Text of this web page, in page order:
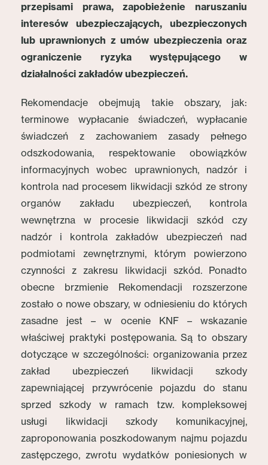
przepisami prawa, zapobieżenie naruszaniu
interesów ubezpieczających, ubezpieczonych
lub uprawnionych z umów ubezpieczenia oraz
ograniczenie ryzyka występującego w
działalności zakładów ubezpieczeń.
Rekomendacje obejmują takie obszary, jak:
terminowe wypłacanie świadczeń, wypłacanie
świadczeń z zachowaniem zasady pełnego
odszkodowania, respektowanie obowiązków
informacyjnych wobec uprawnionych, nadzór i
kontrola nad procesem likwidacji szkód ze strony
organów zakładu ubezpieczeń, kontrola
wewnętrzna w procesie likwidacji szkód czy
nadzór i kontrola zakładów ubezpieczeń nad
podmiotami zewnętrznymi, którym powierzono
czynności z zakresu likwidacji szkód. Ponadto
obecne brzmienie Rekomendacji rozszerzone
zostało o nowe obszary, w odniesieniu do których
zasadne jest – w ocenie KNF – wskazanie
właściwej praktyki postępowania. Są to obszary
dotyczące w szczególności: organizowania przez
zakład ubezpieczeń likwidacji szkody
zapewniającej przywrócenie pojazdu do stanu
sprzed szkody w ramach tzw. kompleksowej
usługi likwidacji szkody komunikacyjnej,
zaproponowania poszkodowanym najmu pojazdu
zastępczego, zwrotu wydatków poniesionych w